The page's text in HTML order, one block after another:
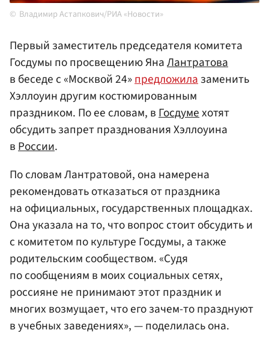
Владимир Астапкович/РИА «Новости»
Первый заместитель председателя комитета
Госдумы по просвещению ЯнаЛантратова
в беседе с «Москвой 24»предложилазаменить
Хэллоуин другим костюмированным
праздником. По ее словам, вГосдумехотят
обсудить запрет празднования Хэллоуина
вРоссии.
По словам Лантратовой, она намерена
рекомендовать отказаться от праздника
на официальных, государственных площадках.
Она указала на то, что вопрос стоит обсудить и
с комитетом по культуре Госдумы, а также
родительским сообществом. «Судя
по сообщениям в моих социальных сетях,
россияне не принимают этот праздник и
многих возмущает, что его зачем-то празднуют
в учебных заведениях», — поделилась она.